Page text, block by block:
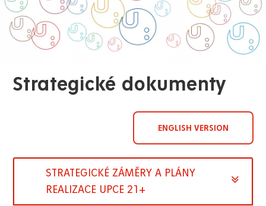
Strategické dokumenty
ENGLISH VERSION
STRATEGICKÉ ZÁMĚRY A PLÁNY
REALIZACE UPCE 21+